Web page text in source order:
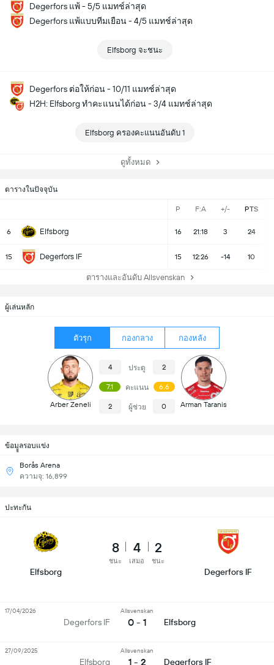
Degerfors แพ้ - 5/5 แมทช์ล่าสุด
Degerfors แพ้แบบทีมเยือน - 4/5 แมทช์ล่าสุด
Elfsborg จะชนะ
Degerfors ต่อให้ก่อน - 10/11 แมทช์ล่าสุด
H2H: Elfsborg ทำคะแนนได้ก่อน - 3/4 แมทช์ล่าสุด
Elfsborg ครองคะแนนอันดับ 1
ดูทั้งหมด
ตารางในปัจจุบัน
P F:A +/- PTS
6 Elfsborg 16 21:18 3 24
15 Degerfors IF 15 12:26 -14 10
ตารางและอันดับ Allsvenskan
ผู้เล่นหลัก
ตัวรุก กองกลาง กองหลัง
Arber Zeneli
4 ประตู 2
7.1 คะแนน 6.6
2 ผู้ช่วย 0 Arman Taranis
ข้อมููลรอบแข่ง
Borås Arena
ความจุ: 16,899
ปะทะกัน
Elfsborg
8
ชนะ
4
เสมอ
2
ชนะ
Degerfors IF
Degerfors IF
Allsvenskan
0 - 1 Elfsborg
17/04/2026
Elfsborg
Allsvenskan
1 - 2 Degerfors IF
27/09/2025